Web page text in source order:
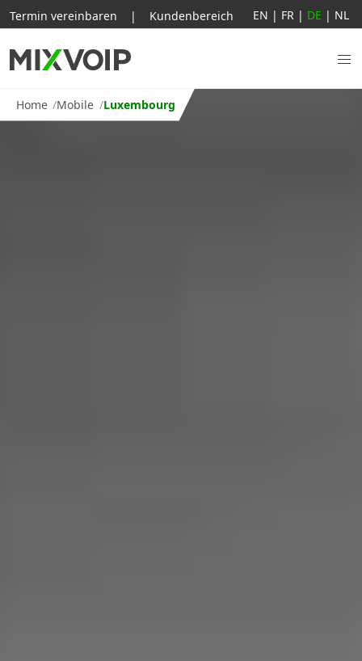
Home Mobile Luxembourg
Termin vereinbaren | Kundenbereich EN | FR | DE | NL